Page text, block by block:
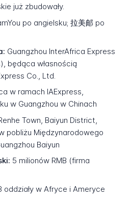
już zbudowały.
po angielsku; 拉美邮 po
Guangzhou InterAfrica Express
będąca własnością
Co., Ltd.
w ramach IAExpress,
w Guangzhou w Chinach
Town, Baiyun District,
pobliżu Międzynarodowego
Baiyun
5 milionów RMB (firma
oddziały w Afryce i Ameryce